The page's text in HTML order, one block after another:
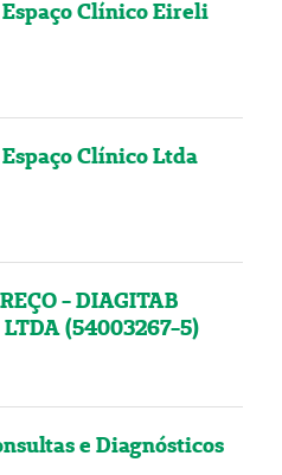
Clínico Eireli
Clínico Ltda
- DIAGITAB
LTDA (54003267-5)
e Diagnósticos